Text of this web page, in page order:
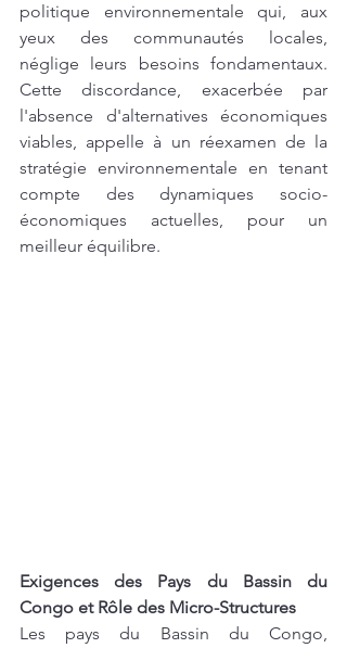
politique environnementale qui, aux
yeux des communautés locales,
néglige leurs besoins fondamentaux.
Cette discordance, exacerbée par
l'absence d'alternatives économiques
viables, appelle à un réexamen de la
stratégie environnementale en tenant
compte des dynamiques socio-
économiques actuelles, pour un
meilleur équilibre.
Exigences des Pays du Bassin du
Congo et Rôle des Micro-Structures
Les pays du Bassin du Congo,